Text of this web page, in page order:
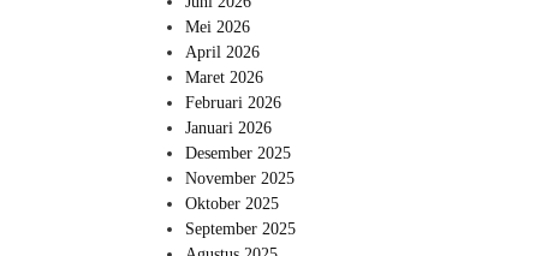
Mei 2026
April 2026
Maret 2026
Februari 2026
Januari 2026
Desember 2025
November 2025
Oktober 2025
September 2025